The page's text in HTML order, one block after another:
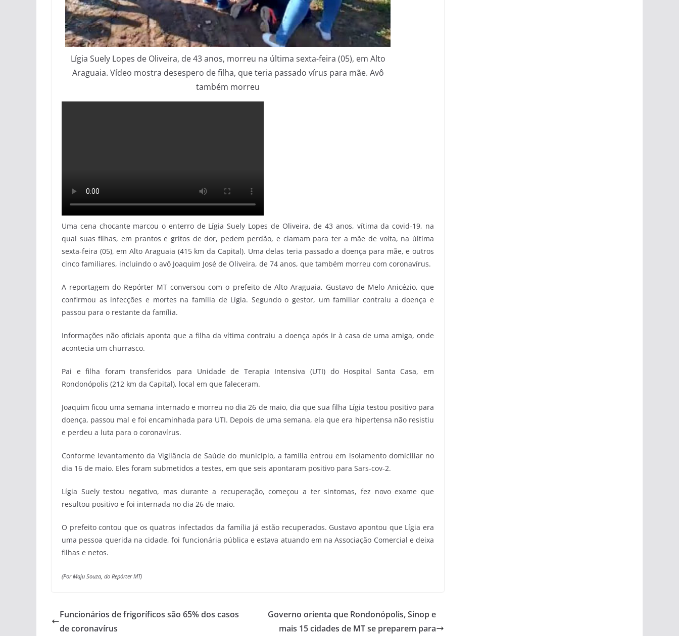
Lígia Suely Lopes de Oliveira, de 43 anos, morreu na última sexta-feira (05), em Alto
Araguaia. Vídeo mostra desespero de filha, que teria passado vírus para mãe. Avô
também morreu
Uma cena chocante marcou o enterro de Lígia Suely Lopes de Oliveira, de 43 anos, vítima da covid-19, na
qual suas filhas, em prantos e gritos de dor, pedem perdão, e clamam para ter a mãe de volta, na última
sexta-feira (05), em Alto Araguaia (415 km da Capital). Uma delas teria passado a doença para mãe, e outros
cinco familiares, incluindo o avô Joaquim José de Oliveira, de 74 anos, que também morreu com coronavírus.
A reportagem do Repórter MT conversou com o prefeito de Alto Araguaia, Gustavo de Melo Anicézio, que
confirmou as infecções e mortes na família de Lígia. Segundo o gestor, um familiar contraiu a doença e
passou para o restante da família.
Informações não oficiais aponta que a filha da vítima contraiu a doença após ir à casa de uma amiga, onde
acontecia um churrasco.
Pai e filha foram transferidos para Unidade de Terapia Intensiva (UTI) do Hospital Santa Casa, em
Rondonópolis (212 km da Capital), local em que faleceram.
Joaquim ficou uma semana internado e morreu no dia 26 de maio, dia que sua filha Lígia testou positivo para
doença, passou mal e foi encaminhada para UTI. Depois de uma semana, ela que era hipertensa não resistiu
e perdeu a luta para o coronavírus.
Conforme levantamento da Vigilância de Saúde do município, a família entrou em isolamento domiciliar no
dia 16 de maio. Eles foram submetidos a testes, em que seis apontaram positivo para Sars-cov-2.
Lígia Suely testou negativo, mas durante a recuperação, começou a ter sintomas, fez novo exame que
resultou positivo e foi internada no dia 26 de maio.
O prefeito contou que os quatros infectados da família já estão recuperados. Gustavo apontou que Lígia era
uma pessoa querida na cidade, foi funcionária pública e estava atuando em na Associação Comercial e deixa
filhas e netos.
(Por Maju Souza, do Repórter MT)
Funcionários de frigoríficos são 65% dos casos
de coronavírus
Governo orienta que Rondonópolis, Sinop e
mais 15 cidades de MT se preparem para